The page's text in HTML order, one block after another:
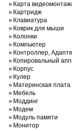
» Карта
» Картридж
» Клавиатура
» Коврик для мыши
» Колонки
» Компьютер
» Контроллер,
» Копировальный
» Корпус
» Кулер
» Материнская плата
» Мебель
» Моддинг
» Модем
» Модуль памяти
» Монитор